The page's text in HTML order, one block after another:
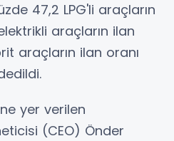
47,2 LPG'li araçların
araçların ilan
araçların ilan oranı
yer verilen
(CEO) Önder